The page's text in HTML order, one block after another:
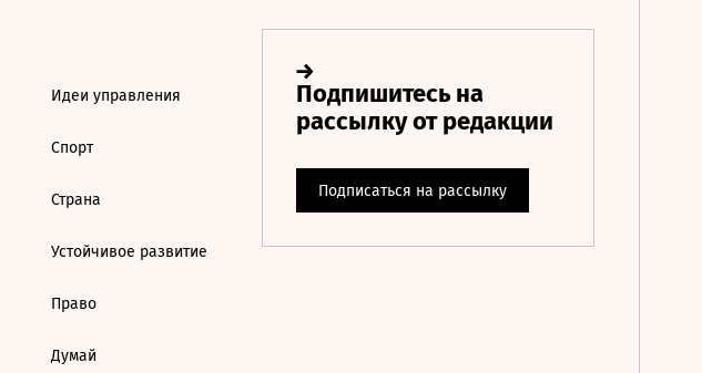
Идеи управления
Спорт
Страна
Устойчивое развитие
Право
Думай